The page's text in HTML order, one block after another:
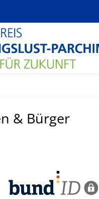
& Bürger